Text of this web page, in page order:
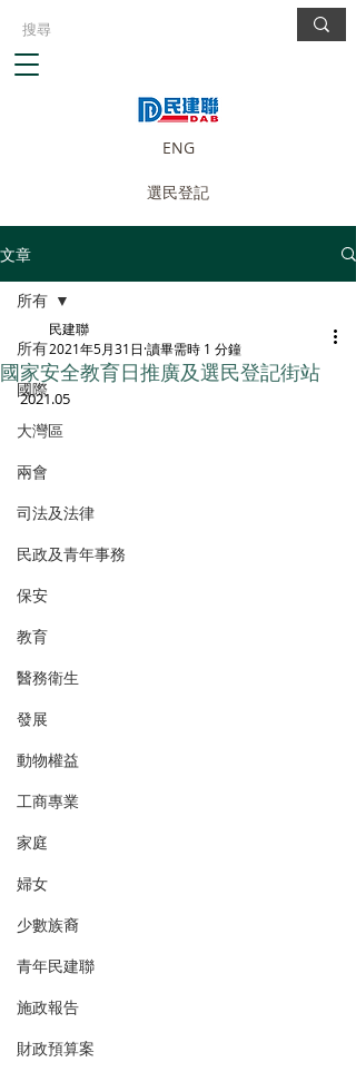
ENG
選民登記
文章
所有
國際
大灣區
兩會
司法及法律
民政及青年事務
保安
教育
醫務衛生
發展
動物權益
工商專業
家庭
婦女
少數族裔
青年民建聯
施政報告
財政預算案
所有
國家安全教育日推廣及選民登記街站
民建聯
2021年5月31日 讀畢需時 1 分鐘
2021.05